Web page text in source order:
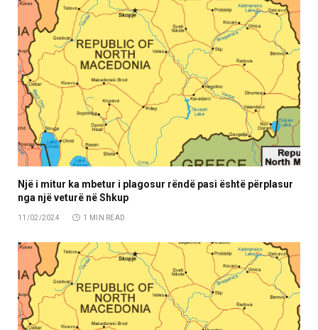
Një i mitur ka mbetur i plagosur rëndë pasi është përplasur
nga një veturë në Shkup
11/02/2024 1 MIN READ